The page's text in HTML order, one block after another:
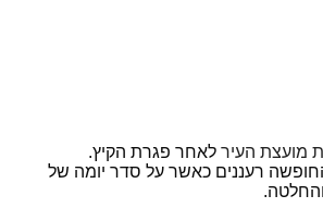
מועצת העיר לאחר פגרת הקיץ.
רעננים כאשר על סדר יומה של